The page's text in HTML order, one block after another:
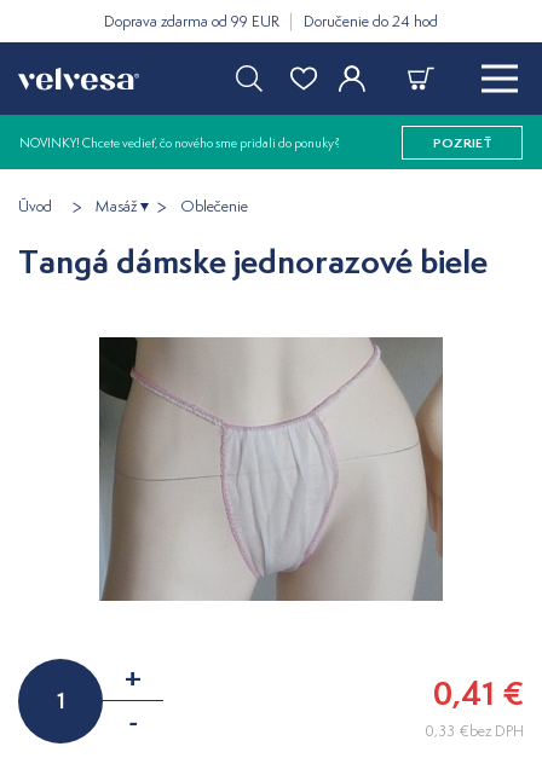
Doprava zdarma od 99 EUR Doručenie do 24 hod
NOVINKY! Chcete vedieť, čo nového sme pridali do ponuky? POZRIEŤ
Úvod Masáž Oblečenie
Tangá dámske jednorazové biele
+
-
0,41 €
0,33 €bez DPH